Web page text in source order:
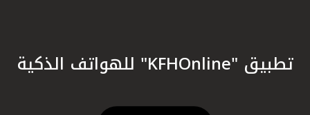
تطبيق "KFHOnline" للهواتف الذكية